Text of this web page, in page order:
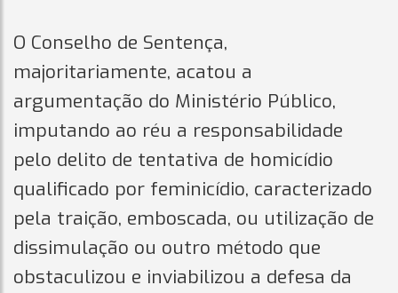
O Conselho de Sentença,
majoritariamente, acatou a
argumentação do Ministério Público,
imputando ao réu a responsabilidade
pelo delito de tentativa de homicídio
qualificado por feminicídio, caracterizado
pela traição, emboscada, ou utilização de
dissimulação ou outro método que
obstaculizou e inviabilizou a defesa da